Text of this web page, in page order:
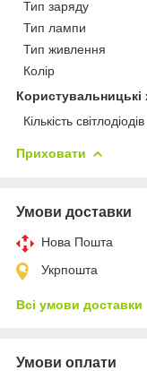
Тип заряду
Тип лампи
Тип живлення
Колір
Користувальницькі
Кількість
Приховати
Умови доставки
Нова Пошта
Укрпошта
Всі умови доставки
Умови оплати